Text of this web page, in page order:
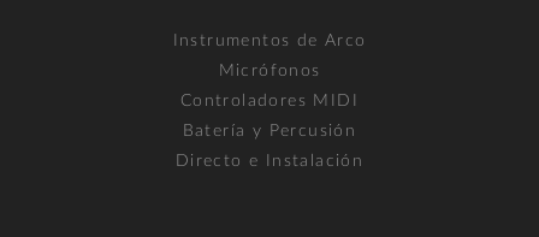
Instrumentos de Arco
Micrófonos
Controladores MIDI
Batería y Percusión
Directo e Instalación